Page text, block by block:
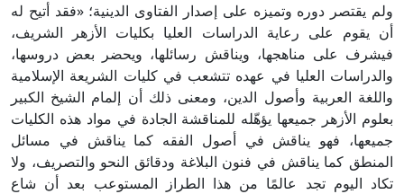
ولم يقتصر دوره وتميزه على إصدار الفتاوى الدينية؛ «فقد أتيح له
أن يقوم على رعاية الدراسات العليا بكليات الأزهر الشريف،
فيشرف على مناهجها، ويناقش رسائلها، ويحضر بعض دروسها،
والدراسات العليا في عهده تتشعب في كليات الشريعة الإسلامية
واللغة العربية وأصول الدين، ومعنى ذلك أن إلمام الشيخ الكبير
بعلوم الأزهر جميعها يؤهّله للمناقشة الجادة في مواد هذه الكليات
جميعها، فهو يناقش في أصول الفقه كما يناقش في مسائل
المنطق كما يناقش في فنون البلاغة ودقائق النحو والتصريف، ولا
تكاد اليوم تجد عالمًا من هذا الطراز المستوعب بعد أن شاع